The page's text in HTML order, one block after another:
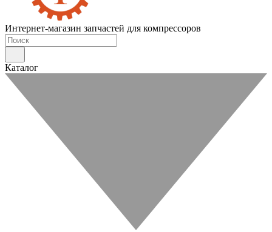
Интернет-магазин запчастей для компрессоров
Каталог